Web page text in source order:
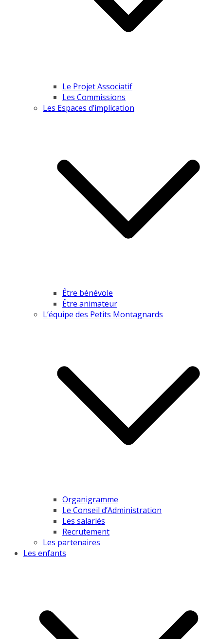
Le Projet Associatif
Les Commissions
Les Espaces d’implication
Être bénévole
Être animateur
L’équipe des Petits Montagnards
Organigramme
Le Conseil d’Administration
Les salariés
Recrutement
Les partenaires
Les enfants